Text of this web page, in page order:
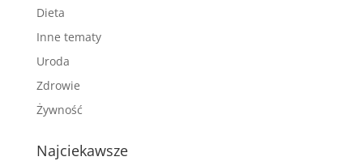
Dieta
Inne tematy
Uroda
Zdrowie
Żywność
Najciekawsze